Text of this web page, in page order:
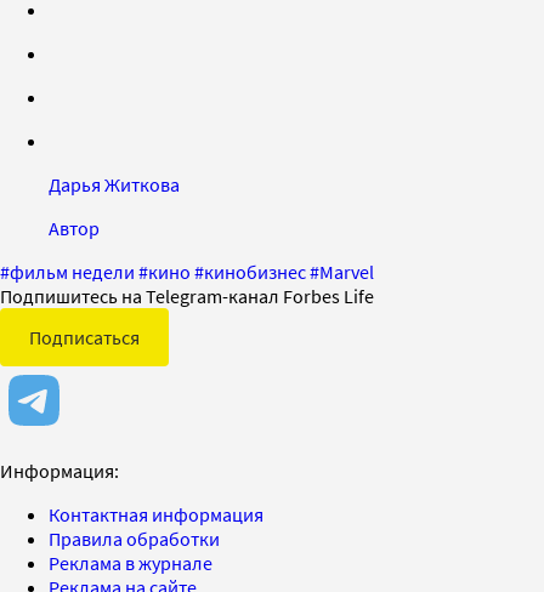
Дарья Житкова
Автор
#фильм недели #кино #кинобизнес#Marvel
Подпишитесь на Telegram-канал Forbes Life
Подписаться
Информация:
Контактная информация
Правила обработки
Реклама в журнале
Реклама на сайте